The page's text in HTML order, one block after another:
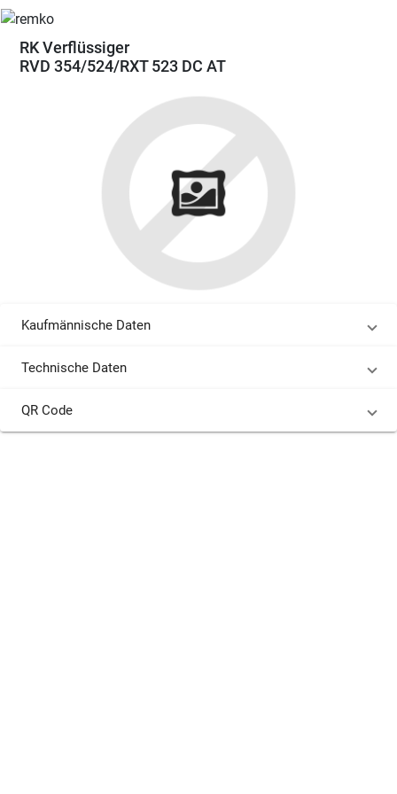
RK Verflüssiger
RVD 354/524/RXT 523 DC AT
Kaufmännische Daten
Technische Daten
QR Code